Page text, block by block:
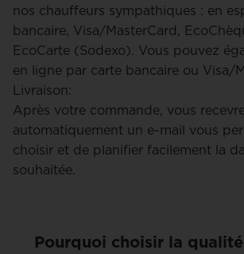
nos chauffeurs sympathiques : en
bancaire, Visa/MasterCard,
EcoCarte (Sodexo). Vous pouvez
en ligne par carte bancaire ou Visa/
Livraison:
Après votre commande, vous
automatiquement un e-mail vous
choisir et de planifier facilement la
souhaitée.
Pourquoi choisir la